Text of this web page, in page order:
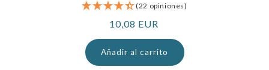
(22 opiniones)
Precio
normal
10,08 EUR
Añadir al carrito